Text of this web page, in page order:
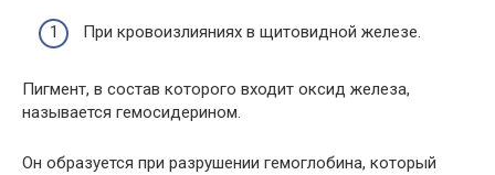
При кровоизлияниях в щитовидной железе.
Пигмент, в состав которого входит оксид железа,
называется гемосидерином.
Он образуется при разрушении гемоглобина, который